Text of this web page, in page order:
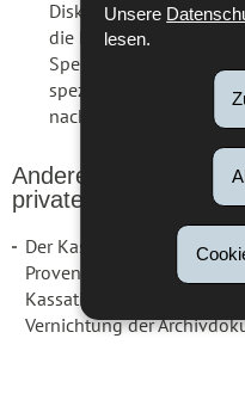
Unsere
lesen.
Disketten und
die Entsorgung großer
Speichermedien
spezialisiertes
nach der Vernichtung
Andere
privaten Archivguts:
Der Kassationsvorgang
Provenienzstellen. Es ist
Kassationsformular
Vernichtung der